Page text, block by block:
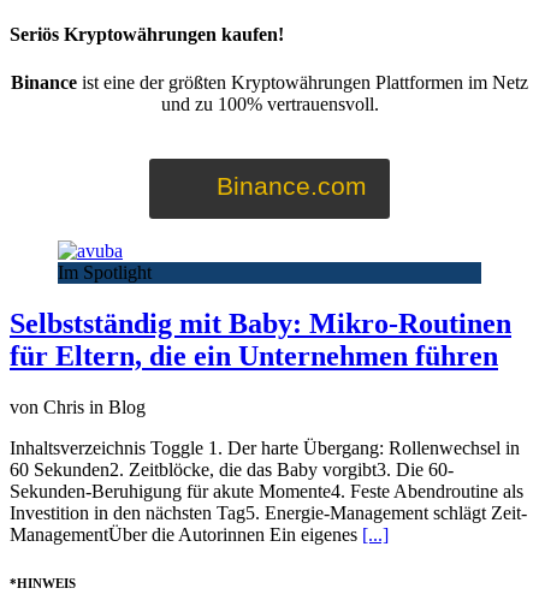
Seriös Kryptowährungen kaufen!
Binance ist eine der größten Kryptowährungen Plattformen im Netz
und zu 100% vertrauensvoll.
Binance.com
Im Spotlight
Selbstständig mit Baby: Mikro-Routinen
für Eltern, die ein Unternehmen führen
von Chris in Blog
Inhaltsverzeichnis Toggle 1. Der harte Übergang: Rollenwechsel in
60 Sekunden2. Zeitblöcke, die das Baby vorgibt3. Die 60-
Sekunden-Beruhigung für akute Momente4. Feste Abendroutine als
Investition in den nächsten Tag5. Energie-Management schlägt Zeit-
ManagementÜber die Autorinnen Ein eigenes [...]
*HINWEIS